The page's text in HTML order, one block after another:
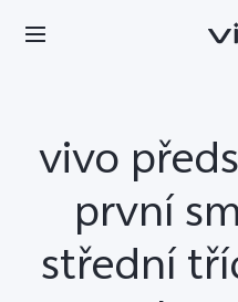
Košík
Přihlásit se / Zaregistrovat
Můj účet
vivo
první
střední